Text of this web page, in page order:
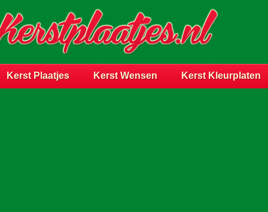
Kerst Plaatjes Kerst Wensen Kerst Kleurplaten